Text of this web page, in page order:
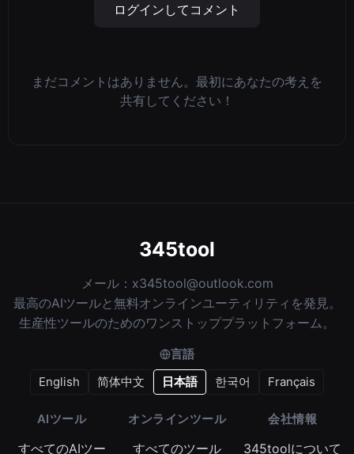
ログインしてコメント
まだコメントはありません。最初にあなたの考えを
共有してください！
345tool
メール： x345tool@outlook.com
最高のAIツールと無料オンラインユーティリティを発見。
生産性ツールのためのワンストッププラットフォーム。
言語
English
简体中文 日本語 한국어 Français
AIツール
すべてのAIツー
オンラインツール
すべてのツール
会社情報
345toolについて